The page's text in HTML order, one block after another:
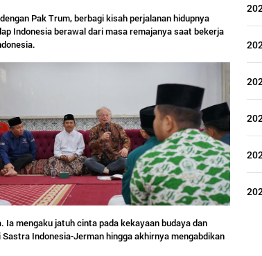
Pak Trum, berbagi kisah perjalanan hidupnya
Indonesia berawal dari masa remajanya saat bekerja
mengaku jatuh cinta pada kekayaan budaya dan
Indonesia-Jerman hingga akhirnya mengabdikan